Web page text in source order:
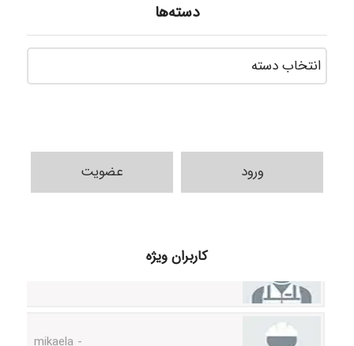
دسته‌ها
ورود عضویت
کاربران ویژه